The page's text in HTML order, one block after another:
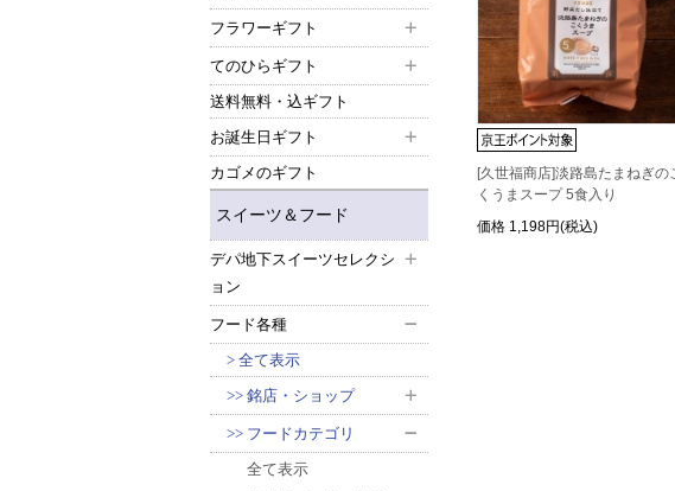
フラワーギフト
てのひらギフト
送料無料・込ギフト
お誕生日ギフト
カゴメのギフト
スイーツ＆フード
デパ地下スイーツセレクシ
ョン
フード各種
全て表示
銘店・ショップ
フードカテゴリ
全て表示
[久世福商店]淡路島たまねぎの
くうまスープ 5食入り
価格 1,198円(税込)